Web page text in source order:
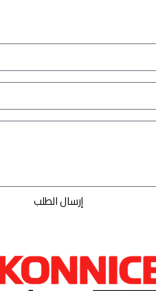
إرسال الطلب